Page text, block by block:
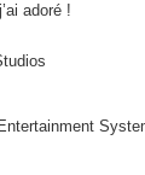
adoré !